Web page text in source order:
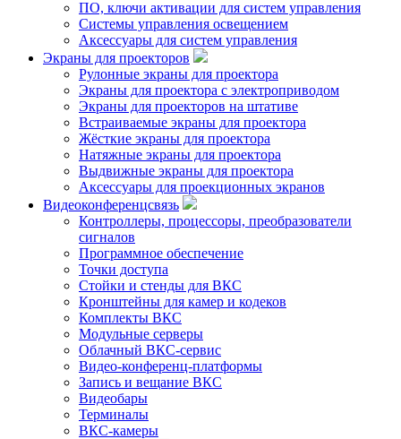
ПО, ключи активации для систем управления
Системы управления освещением
Аксессуары для систем управления
Экраны для проекторов
Рулонные экраны для проектора
Экраны для проектора с электроприводом
Экраны для проекторов на штативе
Встраиваемые экраны для проектора
Жёсткие экраны для проектора
Натяжные экраны для проектора
Выдвижные экраны для проектора
Аксессуары для проекционных экранов
Видеоконференцсвязь
Контроллеры, процессоры, преобразователи
сигналов
Программное обеспечение
Точки доступа
Стойки и стенды для ВКС
Кронштейны для камер и кодеков
Комплекты ВКС
Модульные серверы
Облачный ВКС-сервис
Видео-конференц-платформы
Запись и вещание ВКС
Видеобары
Терминалы
ВКС-камеры